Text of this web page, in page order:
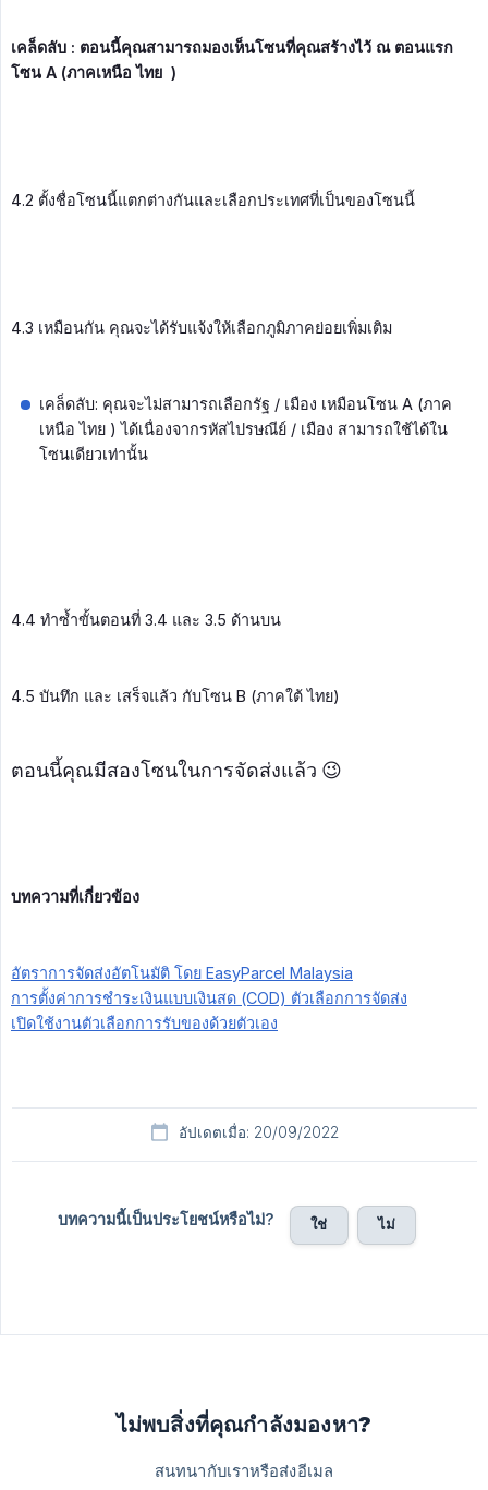
เคล็ดลับ : ตอนนี้คุณสามารถมองเห็นโซนที่คุณสร้างไว้ ณ ตอนแรก
โซน A (ภาคเหนือ ไทย  )
4.2 ตั้งชื่อโซนนี้แตกต่างกันและเลือกประเทศที่เป็นของโซนนี้
4.3 เหมือนกัน คุณจะได้รับแจ้งให้เลือกภูมิภาคย่อยเพิ่มเติม
เคล็ดลับ: คุณจะไม่สามารถเลือกรัฐ / เมือง เหมือนโซน A (ภาค
เหนือ ไทย ) ได้เนื่องจากรหัสไปรษณีย์ / เมือง สามารถใช้ได้ใน
โซนเดียวเท่านั้น
4.4 ทำซ้ำขั้นตอนที่ 3.4 และ 3.5 ด้านบน
4.5 บันทึก และ เสร็จแล้ว กับโซน B (ภาคใต้ ไทย)
ตอนนี้คุณมีสองโซนในการจัดส่งแล้ว 😉
บทความที่เกี่ยวข้อง
อัตราการจัดส่งอัตโนมัติ โดย EasyParcel Malaysia
การตั้งค่าการชำระเงินแบบเงินสด (COD) ตัวเลือกการจัดส่ง
เปิดใช้งานตัวเลือกการรับของด้วยตัวเอง
อัปเดตเมื่อ: 20/09/2022
บทความนี้เป็นประโยชน์หรือไม่? ใช่ ไม่
ไม่พบสิ่งที่คุณกำลังมองหา?
สนทนากับเราหรือส่งอีเมล